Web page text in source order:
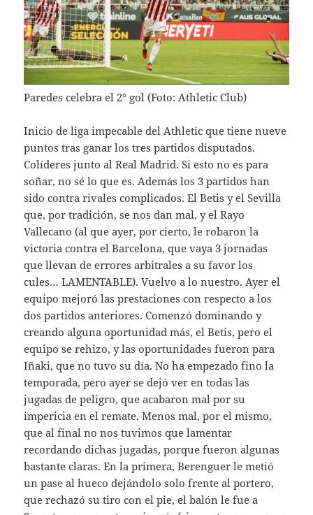
Paredes celebra el 2° gol (Foto: Athletic Club)
Inicio de liga impecable del Athletic que tiene nueve
puntos tras ganar los tres partidos disputados.
Colíderes junto al Real Madrid. Si esto no es para
soñar, no sé lo que es. Además los 3 partidos han
sido contra rivales complicados. El Betis y el Sevilla
que, por tradición, se nos dan mal, y el Rayo
Vallecano (al que ayer, por cierto, le robaron la
victoria contra el Barcelona, que vaya 3 jornadas
que llevan de errores arbitrales a su favor los
cules… LAMENTABLE). Vuelvo a lo nuestro. Ayer el
equipo mejoró las prestaciones con respecto a los
dos partidos anteriores. Comenzó dominando y
creando alguna oportunidad más, el Betis, pero el
equipo se rehizo, y las oportunidades fueron para
Iñaki, que no tuvo su día. No ha empezado fino la
temporada, pero ayer se dejó ver en todas las
jugadas de peligro, que acabaron mal por su
impericia en el remate. Menos mal, por el mismo,
que al final no nos tuvimos que lamentar
recordando dichas jugadas, porque fueron algunas
bastante claras. En la primera, Berenguer le metió
un pase al hueco dejándolo solo frente al portero,
que rechazó su tiro con el pie, el balón le fue a